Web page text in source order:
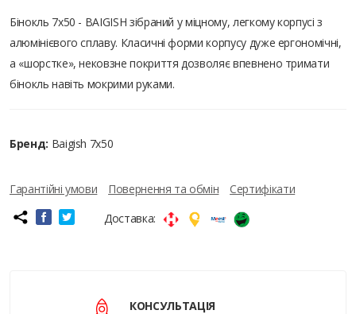
Бінокль 7x50 - BAIGISH зібраний у міцному, легкому корпусі з
алюмінієвого сплаву. Класичні форми корпусу дуже ергономічні,
а «шорстке», нековзне покриття дозволяє впевнено тримати
бінокль навіть мокрими руками.
Бренд: Baigish 7x50
Гарантійні умови Повернення та обмін
Сертифікати
Доставка:
КОНСУЛЬТАЦІЯ